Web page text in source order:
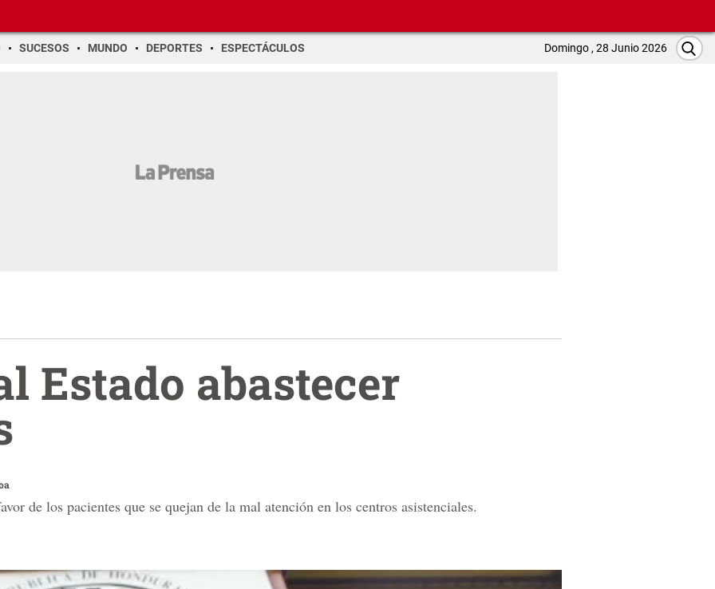
SUCESOS MUNDO DEPORTES ESPECTÁCULOS Domingo , 28 Junio 2026
Estado abastecer
de los pacientes que se quejan de la mal atención en los centros asistenciales.